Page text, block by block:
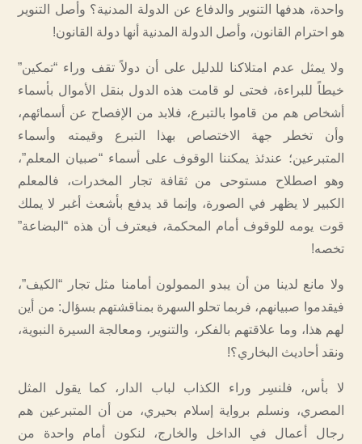
واحدة، هدفها التنوير والدفاع عن الدولة المدنية؟ وأصل التنوير
هو احترام القانون، وأصل الدولة المدنية أنها دولة القانون!
ولا يمثل عدم امتلاكنا للدليل على أن دولاً تقف وراء “تمكين”
خيطاً للبراءة، فحتى لو قامت هذه الدول بنقل الأموال بأسماء
أشخاص هم من قاموا بالتبرع، فلابد من الإفصاح عن أسمائهم،
وأن تخطر جهة الاختصاص بهذا التبرع وقيمته وأسماء
المتبرعين؛ عندئذ يمكننا الوقوف على أسماء “صبيان المعلم”،
وهو اصطلاح مستوحى من ثقافة تجار المخدرات، فالمعلم
الكبير لا يظهر في الصورة، وإنما قد يدفع بأشعث أغبر لا يملك
قوت يومه للوقوف أمام المحكمة، فيعترف أن هذه “البضاعة”
تخصه!
ولا مانع لدينا من أن يبدو الممولون أمامنا مثل تجار “الكيف”،
فيقدموا صبيانهم، فربما تحلو السهرة بمناقشتهم بسؤال: من أين
لهم هذا، وما علاقتهم بالفكر، والتنوير، ومعالجة السيرة النبوية،
ونقد أحاديث البخاري؟!
لا بأس، فلنسِر وراء الكذاب لباب الدار، كما يقول المثل
المصري، ونسلم برواية إسلام بحيري، من أن المتبرعين هم
رجال أعمال في الداخل والخارج، لنكون أمام واحدة من